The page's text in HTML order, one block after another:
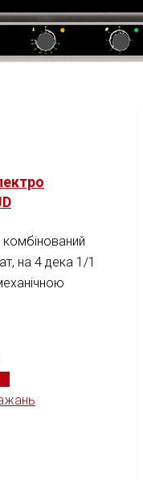
на 4 дека 1/1